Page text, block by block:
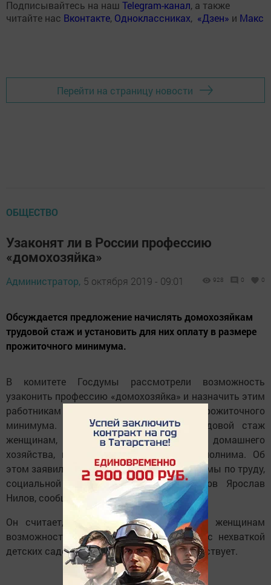
Подписывайтесь на наш Telegram-канал, а также
читайте нас Вконтакте, Одноклассниках, «Дзен» и Макс
Перейти на страницу новости
ОБЩЕСТВО
Узаконят ли в России профессию
«домохозяйка»
Администратор, 5 октября 2019 - 09:01 928 0 0
Обсуждается предложение начислять домохозяйкам
трудовой стаж и установить для них оплату в размере
прожиточного минимума.
В комитете Госдумы рассмотрели возможность
узаконить профессию «домохозяйка» и назначить этим
работникам выплаты в размере прожиточного
минимума. Предложение начислять трудовой стаж
женщинам, занимающимся ведением домашнего
хозяйства, привлекательна, но трудноисполнима. Об
этом заявил председатель Комитета Госдумы по труду,
социальной политике и делам ветеранов Ярослав
Нилов, сообщает агентство «Москва».
Он считает, будет целесообразнее дать женщинам
возможность работать, решив проблему с нехваткой
детских садов в тех регионах, где она существует.